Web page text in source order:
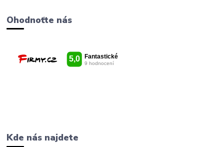
Ohodnoťte nás
Kde nás najdete